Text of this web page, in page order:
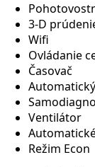
3-D
Wifi
Ovládanie
Časovač
Ventilátor
Režim Econ